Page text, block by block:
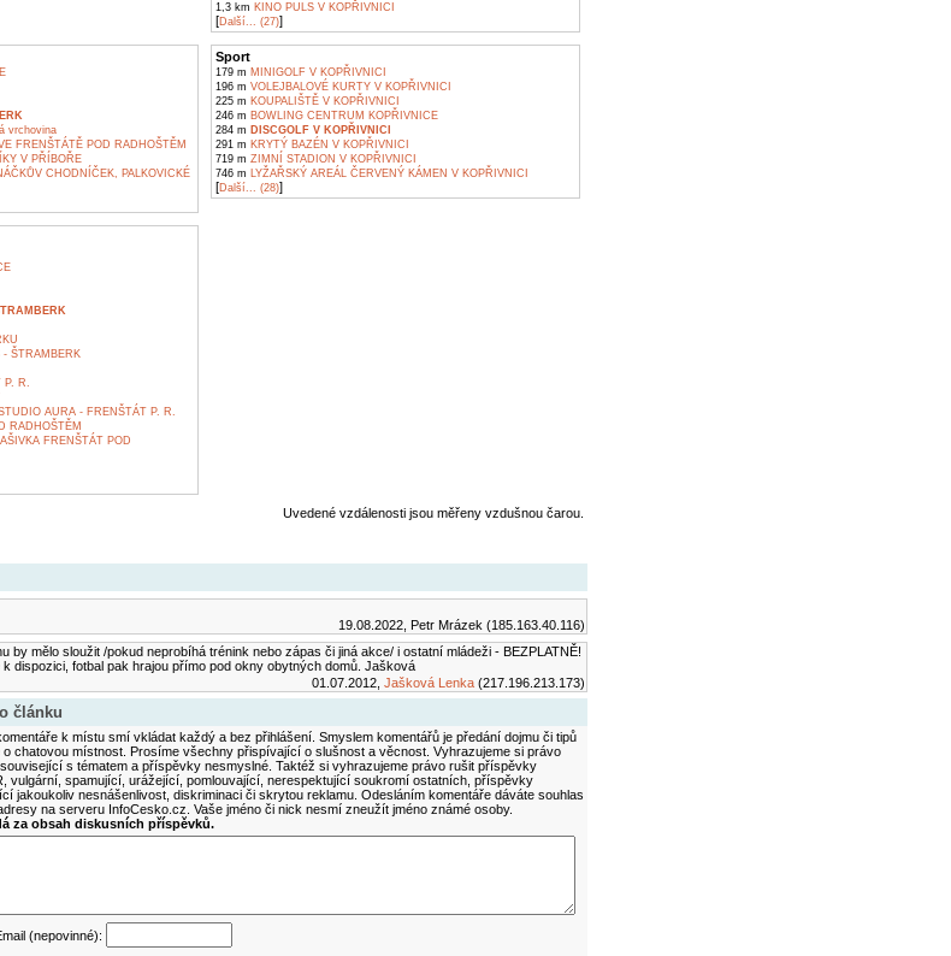
1,3 km KINO PULS V KOPŘIVNICI
[Další... (27)]
vrchovina
FRENŠTÁTĚ POD RADHOŠTĚM
V PŘÍBOŘE
CHODNÍČEK, PALKOVICKÉ
Sport
179 m MINIGOLF V KOPŘIVNICI
196 m VOLEJBALOVÉ KURTY V KOPŘIVNICI
225 m KOUPALIŠTĚ V KOPŘIVNICI
246 m BOWLING CENTRUM KOPŘIVNICE
284 m DISCGOLF V KOPŘIVNICI
291 m KRYTÝ BAZÉN V KOPŘIVNICI
719 m ZIMNÍ STADION V KOPŘIVNICI
746 m LYŽAŘSKÝ AREÁL ČERVENÝ KÁMEN V KOPŘIVNICI
[Další... (28)]
ŠTRAMBERK
P. R.
AURA - FRENŠTÁT P. R.
RADHOŠTĚM
FRENŠTÁT POD
Uvedené vzdálenosti jsou měřeny vzdušnou čarou.
19.08.2022, Petr Mrázek (185.163.40.116)
by mělo sloužit /pokud neprobíhá trénink nebo zápas či jiná akce/ i ostatní mládeži - BEZPLATNĚ!
dispozici, fotbal pak hrajou přímo pod okny obytných domů. Jašková
01.07.2012, Jašková Lenka(217.196.213.173)
článku
k místu smí vkládat každý a bez přihlášení. Smyslem komentářů je předání dojmu či tipů
o chatovou místnost. Prosíme všechny přispívající o slušnost a věcnost. Vyhrazujeme si právo
s tématem a příspěvky nesmyslné. Taktéž si vyhrazujeme právo rušit příspěvky
vulgární, spamující, urážející, pomlouvající, nerespektující soukromí ostatních, příspěvky
jakoukoliv nesnášenlivost, diskriminaci či skrytou reklamu. Odesláním komentáře dáváte souhlas
na serveru InfoCesko.cz. Vaše jméno či nick nesmí zneužít jméno známé osoby.
za obsah diskusních příspěvků.
(nepovinné):